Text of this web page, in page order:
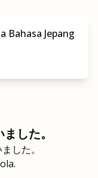
Bahasa Jepang
した。
した。